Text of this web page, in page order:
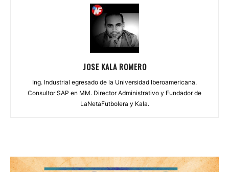
JOSE KALA ROMERO
Ing. Industrial egresado de la Universidad Iberoamericana.
Consultor SAP en MM. Director Administrativo y Fundador de
LaNetaFutbolera y Kala.